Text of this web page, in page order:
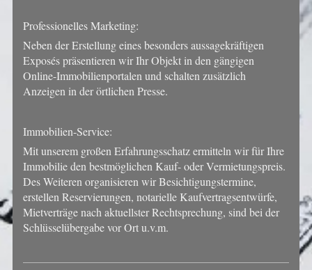
Professionelles Marketing:
Neben der Erstellung eines besonders aussagekräftigen
Exposés präsentieren wir Ihr Objekt in den gängigen
Online-Immobilienportalen und schalten zusätzlich
Anzeigen in der örtlichen Presse.
Immobilien-Service:
Mit unserem großen Erfahrungsschatz ermitteln wir für Ihre
Immobilie den bestmöglichen Kauf- oder Vermietungspreis.
Des Weiteren organisieren wir Besichtigungstermine,
erstellen Reservierungen, notarielle Kaufvertragsentwürfe,
Mietverträge nach aktuellster Rechtsprechung, sind bei der
Schlüsselübergabe vor Ort u.v.m.